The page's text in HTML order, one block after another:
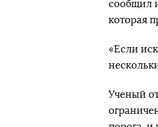
сообщил
которая
«Если
Ученый